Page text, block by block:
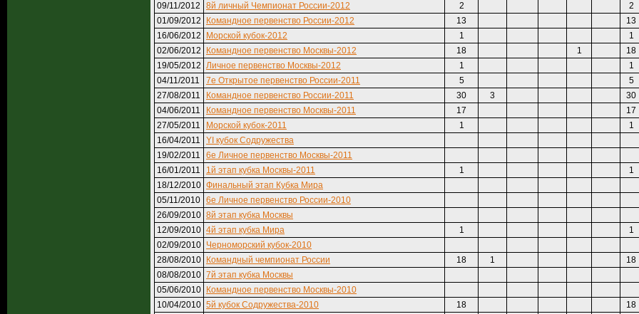
09/11/2012
8й личный Чемпионат России-2012 2
2
01/09/2012
Командное первенство России-2012 13
13
16/06/2012
Морской кубок-2012 1
1
02/06/2012
Командное первенство Москвы-2012 18 1
18
19/05/2012 Личное первенство Москвы-2012 1
1
04/11/2011
7е Открытое первенство России-2011 5
5
27/08/2011
Командное первенство России-2011 30 3
30
04/06/2011
Командное первенство Москвы-2011 17
17
27/05/2011
Морской кубок-2011 1
1
16/04/2011
YI кубок Содружества
19/02/2011
6е Личное первенство Москвы-2011
16/01/2011
1й этап кубка Москвы-2011 1
1
18/12/2010 Финальный этап Кубка Мира
05/11/2010 6е Личное первенство России-2010
26/09/2010 8й этап кубка Москвы
12/09/2010 4й этап кубка Мира 1
1
02/09/2010 Черноморский кубок-2010
28/08/2010
Командный чемпионат России 18 1
18
08/08/2010 7й этап кубка Москвы
05/06/2010
Командное первенство Москвы-2010
10/04/2010 5й кубок Содружества-2010 18
18